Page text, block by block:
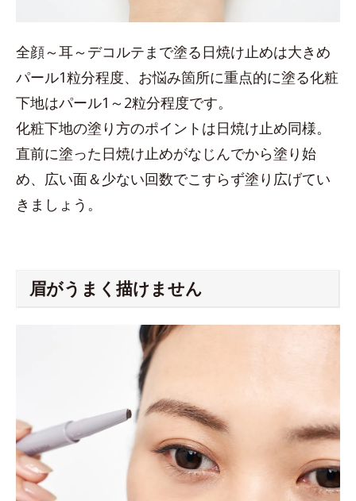
全顔～耳～デコルテまで塗る日焼け止めは大きめ
パール1粒分程度、お悩み箇所に重点的に塗る化粧
下地はパール1～2粒分程度です。
化粧下地の塗り方のポイントは日焼け止め同様。
直前に塗った日焼け止めがなじんでから塗り始
め、広い面＆少ない回数でこすらず塗り広げてい
きましょう。
眉がうまく描けません